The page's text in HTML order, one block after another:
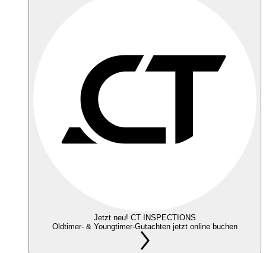
Jetzt neu! CT INSPECTIONS
Oldtimer- & Youngtimer-Gutachten jetzt online buchen